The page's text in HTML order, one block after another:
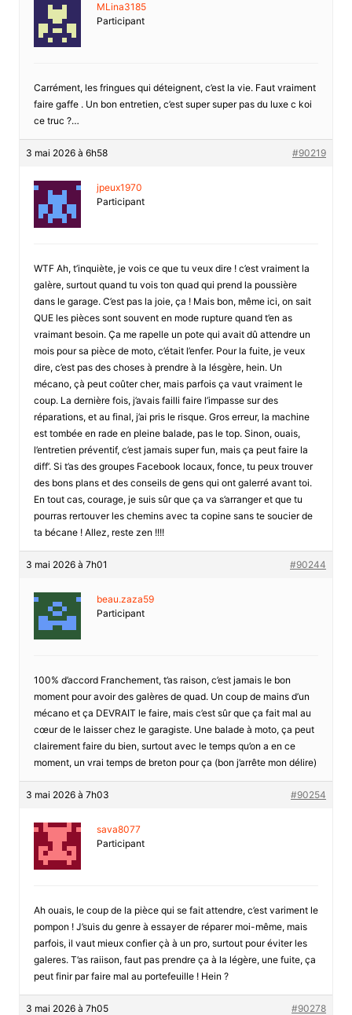
MLina3185
Participant
Carrément, les fringues qui déteignent, c’est la vie. Faut vraiment
faire gaffe . Un bon entretien, c’est super super pas du luxe c koi
ce truc ?…
3 mai 2026 à 6h58 #90219
jpeux1970
Participant
WTF Ah, t’inquiète, je vois ce que tu veux dire ! c’est vraiment la
galère, surtout quand tu vois ton quad qui prend la poussière
dans le garage. C’est pas la joie, ça ! Mais bon, même ici, on sait
QUE les pièces sont souvent en mode rupture quand t’en as
vraimant besoin. Ça me rapelle un pote qui avait dû attendre un
mois pour sa pièce de moto, c’était l’enfer. Pour la fuite, je veux
dire, c’est pas des choses à prendre à la lésgère, hein. Un
mécano, çà peut coûter cher, mais parfois ça vaut vraiment le
coup. La dernière fois, j’avais failli faire l’impasse sur des
réparations, et au final, j’ai pris le risque. Gros erreur, la machine
est tombée en rade en pleine balade, pas le top. Sinon, ouais,
l’entretien préventif, c’est jamais super fun, mais ça peut faire la
diff’. Si t’as des groupes Facebook locaux, fonce, tu peux trouver
des bons plans et des conseils de gens qui ont galerré avant toi.
En tout cas, courage, je suis sûr que ça va s’arranger et que tu
pourras rertouver les chemins avec ta copine sans te soucier de
ta bécane ! Allez, reste zen !!!!
3 mai 2026 à 7h01 #90244
beau.zaza59
Participant
100% d’accord Franchement, t’as raison, c’est jamais le bon
moment pour avoir des galères de quad. Un coup de mains d’un
mécano et ça DEVRAIT le faire, mais c’est sûr que ça fait mal au
cœur de le laisser chez le garagiste. Une balade à moto, ça peut
clairement faire du bien, surtout avec le temps qu’on a en ce
moment, un vrai temps de breton pour ça (bon j’arrête mon délire)
3 mai 2026 à 7h03 #90254
sava8077
Participant
Ah ouais, le coup de la pièce qui se fait attendre, c’est variment le
pompon ! J’suis du genre à essayer de réparer moi-même, mais
parfois, il vaut mieux confier çà à un pro, surtout pour éviter les
galeres. T’as raiison, faut pas prendre ça à la légère, une fuite, ça
peut finir par faire mal au portefeuille ! Hein ?
3 mai 2026 à 7h05 #90278